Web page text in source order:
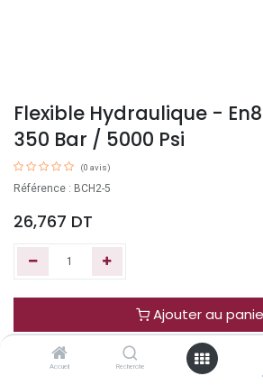
Accueil Recherche
Flexible Hydraulique -
350 Bar / 5000 Psi
(0 avis)
Référence : BCH2-5
26,767 DT
Ajouter au
Acheter